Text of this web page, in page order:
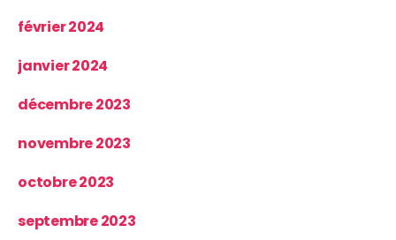
février 2024
janvier 2024
décembre 2023
novembre 2023
octobre 2023
septembre 2023